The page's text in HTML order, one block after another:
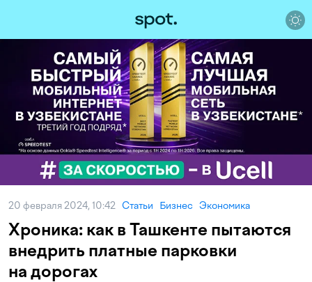
20 февраля 2024, 10:42 Статьи Бизнес Экономика
Хроника: как в Ташкенте пытаются
внедрить платные парковки
на дорогах